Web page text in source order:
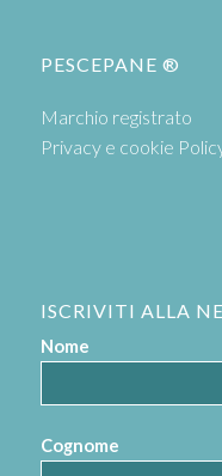
PESCEPANE ®
Marchio registrato
Privacy e cookie
ISCRIVITI ALLA
Nome
Cognome